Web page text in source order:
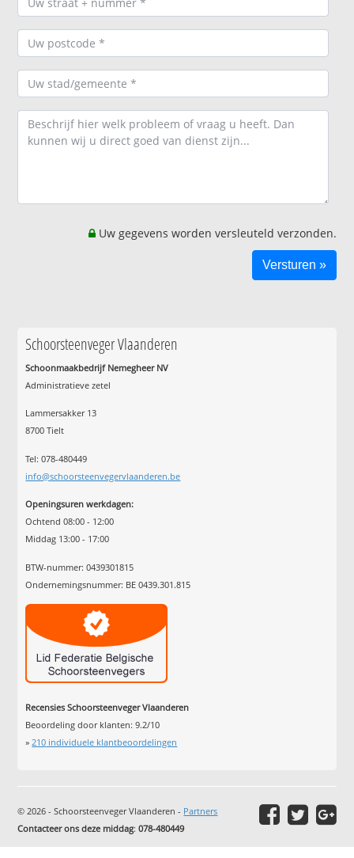
Uw gegevens worden versleuteld verzonden.
Schoorsteenveger Vlaanderen
Schoonmaakbedrijf Nemegheer NV
Administratieve zetel
Lammersakker 13
8700 Tielt
Tel: 078-480449
info@schoorsteenvegervlaanderen.be
Openingsuren werkdagen:
Ochtend 08:00 - 12:00
Middag 13:00 - 17:00
BTW-nummer: 0439301815
Ondernemingsnummer: BE 0439.301.815
Recensies Schoorsteenveger Vlaanderen
Beoordeling door klanten:9.2/10
»210 individuele klantbeoordelingen
© 2026 - Schoorsteenveger Vlaanderen - Partners
Contacteer ons deze middag:078-480449